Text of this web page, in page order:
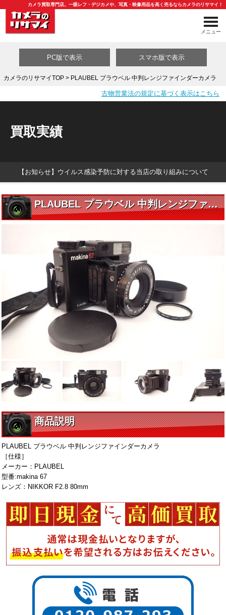
カメラ買取専門店。一眼レフ・デジカメや、写真・映像用品を高く売るならカメラのリサマイ！
メニュー
買取カテゴリ一覧
PC版で表示 スマホ版で表示
カメラのリサマイTOP> PLAUBEL プラウベル 中判レンジファインダーカメラ
古物営業法の規定に基づく表示はこちら
買取実績
【お知らせ】ウイルス感染予防に対する当店の取り組みについて
PLAUBEL プラウベル 中判レンジファインダーカメラ
商品説明
PLAUBEL プラウベル 中判レンジファインダーカメラ
［仕様］
メーカー：PLAUBEL
型番:makina 67
レンズ：NIKKOR F2.8 80mm